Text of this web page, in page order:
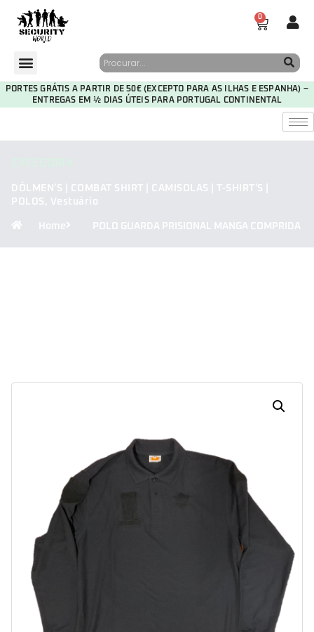
0
PORTES GRÁTIS A PARTIR DE 50€ (EXCEPTO PARA AS ILHAS E ESPANHA) –
ENTREGAS EM ½ DIAS ÚTEIS PARA PORTUGAL CONTINENTAL
DÓLMEN'S | COMBAT SHIRT | CAMISOLAS | T-SHIRT'S |
POLOS , Vestuário
Home POLO GUARDA PRISIONAL MANGA COMPRIDA